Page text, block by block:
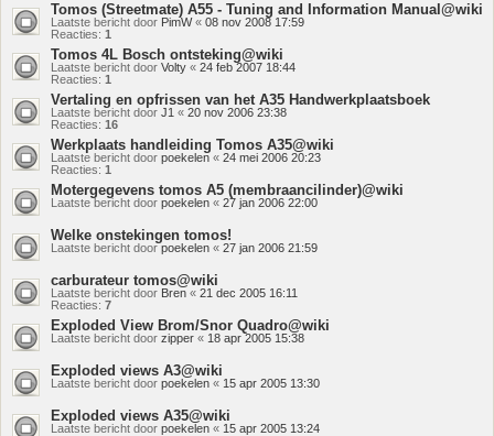
Tomos (Streetmate) A55 - Tuning and Information Manual@wiki
Laatste bericht door PimW« 08 nov 2008 17:59
Reacties: 1
Tomos 4L Bosch ontsteking@wiki
Laatste bericht door Volty « 24 feb 2007 18:44
Reacties: 1
Vertaling en opfrissen van het A35 Handwerkplaatsboek
Laatste bericht door J1 « 20 nov 2006 23:38
Reacties: 16
Werkplaats handleiding Tomos A35@wiki
Laatste bericht door poekelen « 24 mei 2006 20:23
Reacties: 1
Motergegevens tomos A5 (membraancilinder)@wiki
Laatste bericht door poekelen « 27 jan 2006 22:00
Welke onstekingen tomos!
Laatste bericht doorpoekelen « 27 jan 2006 21:59
carburateur tomos@wiki
Laatste bericht door Bren « 21 dec 2005 16:11
Reacties: 7
Exploded View Brom/Snor Quadro@wiki
Laatste bericht door zipper « 18 apr 2005 15:38
Exploded views A3@wiki
Laatste bericht door poekelen « 15 apr 2005 13:30
Exploded views A35@wiki
Laatste bericht door poekelen « 15 apr 2005 13:24